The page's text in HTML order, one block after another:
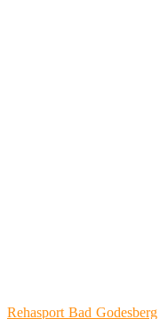
Rehasport Bad Godesberg